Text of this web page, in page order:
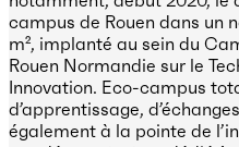
campus de Rouen dans un
m², implanté au sein du
Rouen Normandie sur le
Innovation. Eco-campus
d’apprentissage,
également à la pointe de